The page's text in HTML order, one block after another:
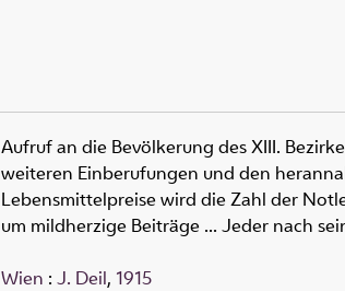
Aufruf an die Bevölkerung des XIII.
weiteren Einberufungen und den
Lebensmittelpreise wird die Zahl der
um mildherzige Beiträge ... Jeder nach
Wien : J. Deil, 1915